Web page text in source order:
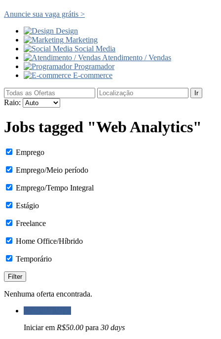
Anuncie sua vaga grátis >
Design
Marketing
Social Media
Atendimento / Vendas
Programador
E-commerce
Ir
Raio:
Jobs tagged "Web Analytics"
Emprego
Emprego/Meio período
Emprego/Tempo Integral
Estágio
Freelance
Home Office/Híbrido
Temporário
Nenhuma oferta encontrada.
Iniciar em R$50.00 para 30 days